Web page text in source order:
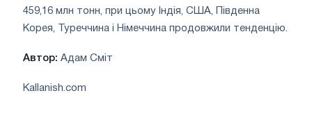
459,16 млн тонн, при цьому Індія, США, Південна
Корея, Туреччина і Німеччина продовжили тенденцію.
Автор: Адам Сміт
Kallanish.com